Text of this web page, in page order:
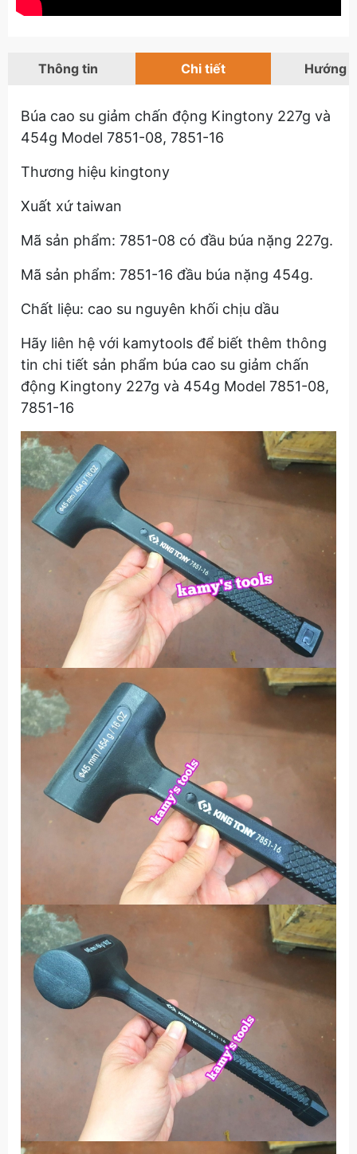
Thông tin Chi tiết Hướng
Búa cao su giảm chấn động Kingtony 227g và
454g Model 7851-08, 7851-16
Thương hiệu kingtony
Xuất xứ taiwan
Mã sản phẩm: 7851-08 có đầu búa nặng 227g.
Mã sản phẩm: 7851-16 đầu búa nặng 454g.
Chất liệu: cao su nguyên khối chịu dầu
Hãy liên hệ với kamytools để biết thêm thông
tin chi tiết sản phẩm búa cao su giảm chấn
động Kingtony 227g và 454g Model 7851-08,
7851-16